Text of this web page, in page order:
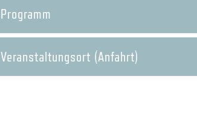
Programm
Veranstaltungsort (Anfahrt)